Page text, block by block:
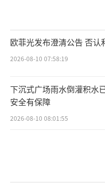
欧菲光发布澄清公告 否认
2026-08-10 07:58:19
下沉式广场雨水倒灌积水
安全有保障
2026-08-10 08:01:55